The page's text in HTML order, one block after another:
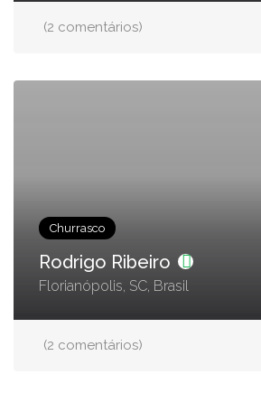
(2 comentários)
Churrasco
Rodrigo Ribeiro
Florianópolis, SC, Brasil
(2 comentários)